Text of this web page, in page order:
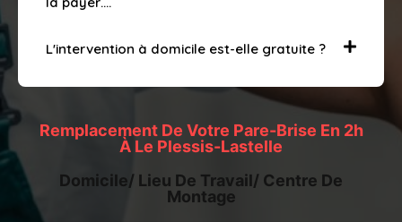
L'intervention à domicile est-elle gratuite ?
Remplacement De Votre Pare-Brise En 2h
À Le Plessis-Lastelle
Domicile/ Lieu De Travail/ Centre De
Montage